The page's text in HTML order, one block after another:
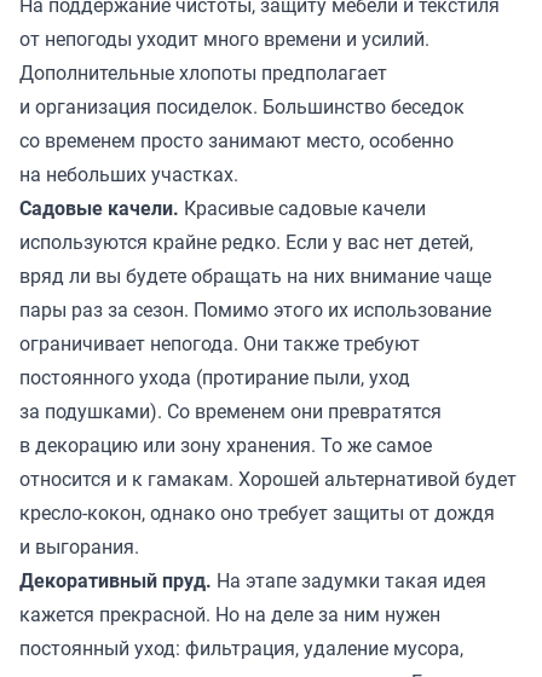
На поддержание чистоты, защиту мебели и текстиля
от непогоды уходит много времени и усилий.
Дополнительные хлопоты предполагает
и организация посиделок. Большинство беседок
со временем просто занимают место, особенно
на небольших участках.
Садовые качели. Красивые садовые качели
используются крайне редко. Если у вас нет детей,
вряд ли вы будете обращать на них внимание чаще
пары раз за сезон. Помимо этого их использование
ограничивает непогода. Они также требуют
постоянного ухода (протирание пыли, уход
за подушками). Со временем они превратятся
в декорацию или зону хранения. То же самое
относится и к гамакам. Хорошей альтернативой будет
кресло-кокон, однако оно требует защиты от дождя
и выгорания.
Декоративный пруд. На этапе задумки такая идея
кажется прекрасной. Но на деле за ним нужен
постоянный уход: фильтрация, удаление мусора,